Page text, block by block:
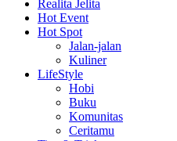
Realita Jelita
Hot Event
Hot Spot
Jalan-jalan
Kuliner
LifeStyle
Hobi
Buku
Komunitas
Ceritamu